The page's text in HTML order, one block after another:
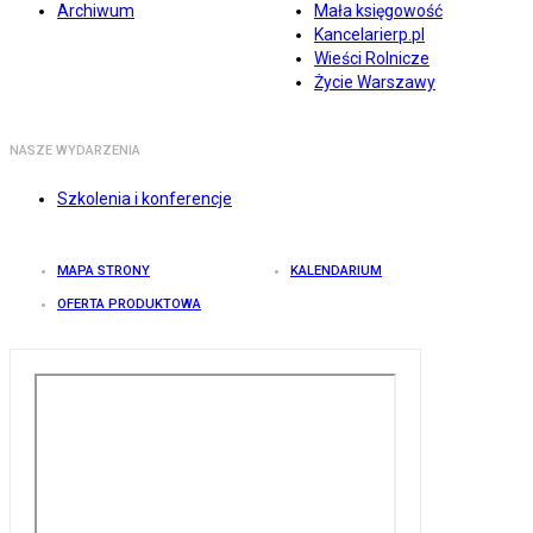
Archiwum
Mała księgowość
Kancelarierp.pl
Wieści Rolnicze
Życie Warszawy
NASZE WYDARZENIA
Szkolenia i konferencje
MAPA STRONY KALENDARIUM
OFERTA PRODUKTOWA